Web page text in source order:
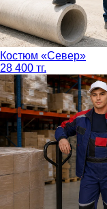
Костюм «Север»
28 400 тг.